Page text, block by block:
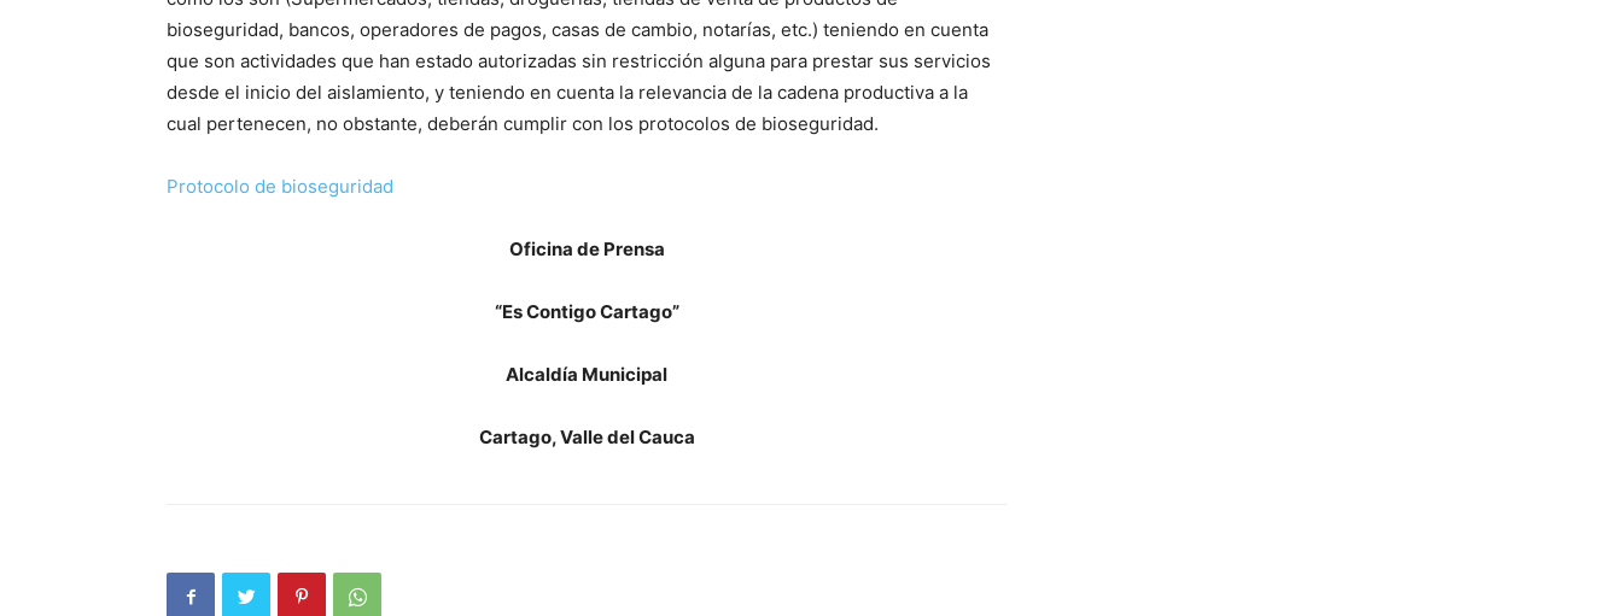
bioseguridad, bancos, operadores de pagos, casas de cambio, notarías, etc.) teniendo en cuenta
que son actividades que han estado autorizadas sin restricción alguna para prestar sus servicios
desde el inicio del aislamiento, y teniendo en cuenta la relevancia de la cadena productiva a la
cual pertenecen, no obstante, deberán cumplir con los protocolos de bioseguridad.
Protocolo de bioseguridad
Oficina de Prensa
“Es Contigo Cartago”
Alcaldía Municipal
Cartago, Valle del Cauca